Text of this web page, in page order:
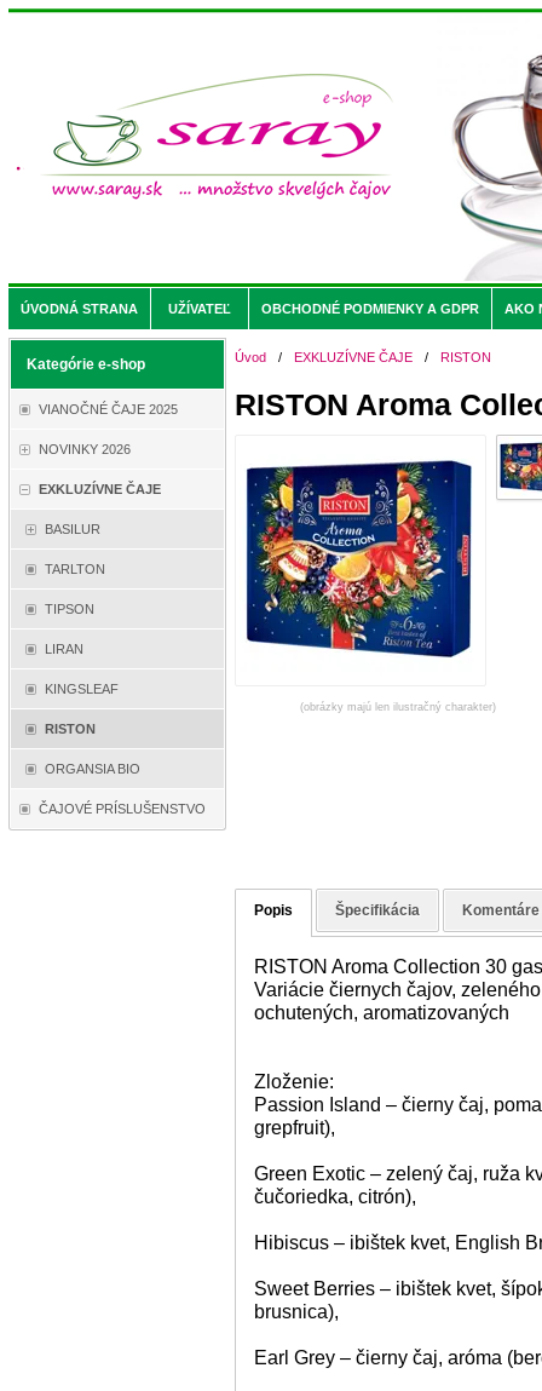
ÚVODNÁ STRANA UŽÍVATEĽ OBCHODNÉ PODMIENKY A GDPR AKO
Kategórie e-shop
VIANOČNÉ ČAJE 2025
NOVINKY 2026
EXKLUZÍVNE ČAJE
BASILUR
TARLTON
TIPSON
LIRAN
KINGSLEAF
RISTON
ORGANSIA BIO
ČAJOVÉ PRÍSLUŠENSTVO
Úvod / EXKLUZÍVNE ČAJE / RISTON
RISTON Aroma
(obrázky majú len ilustračný charakter)
Popis Špecifikácia Komentáre
RISTON Aroma Collection 30
Variácie čiernych čajov,
ochutených, aromatizovaných
Zloženie:
Passion Island – čierny čaj,
grepfruit),
Green Exotic – zelený čaj, ruža
čučoriedka, citrón),
Hibiscus – ibištek kvet, English
Sweet Berries – ibištek kvet,
brusnica),
Earl Grey – čierny čaj, aróma